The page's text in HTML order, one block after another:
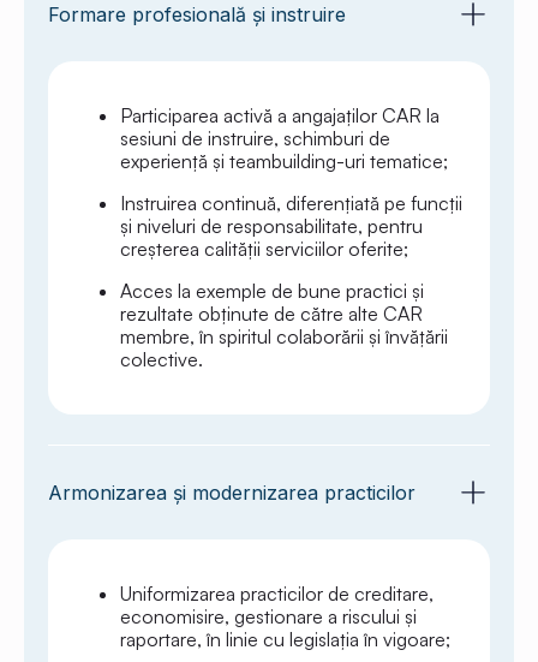
Formare profesională și instruire
Participarea activă a angajaților CAR la
sesiuni de instruire, schimburi de
experiență și teambuilding-uri tematice;
Instruirea continuă, diferențiată pe funcții
și niveluri de responsabilitate, pentru
creșterea calității serviciilor oferite;
Acces la exemple de bune practici și
rezultate obținute de către alte CAR
membre, în spiritul colaborării și învățării
colective.
Armonizarea și modernizarea practicilor
Uniformizarea practicilor de creditare,
economisire, gestionare a riscului și
raportare, în linie cu legislația în vigoare;